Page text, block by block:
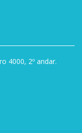
4000, 2º andar.